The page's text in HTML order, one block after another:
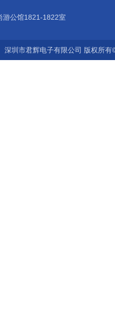
游公馆1821-1822室
深圳市君辉电子有限公司 版权所